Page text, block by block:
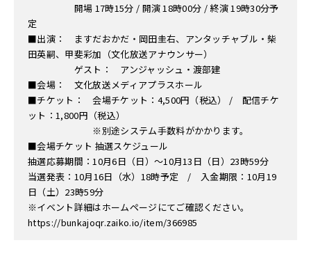
開場 17時15分 / 開演 18時00分 / 終演 19時30分予
定
■出演： ますだおかだ・岡田圭右、アンタッチャブル・柴
田英嗣、甲斐彩加（文化放送アナウンサー）
ゲスト： アンジャッシュ・渡部建
■会場： 文化放送メディアプラスホール
■チケット： 会場チケット：4,500円（税込） / 配信チケ
ット：1,800円（税込）
※別途システム手数料がかかります。
■会場チケット 抽選スケジュール
抽選応募期間：10月6日（日）～10月13日（日）23時59分
当選発表：10月16日（水）18時予定 / 入金期限：10月19
日（土）23時59分
※イベント詳細はホームページにてご確認ください。
https://bunkajoqr.zaiko.io/item/366985